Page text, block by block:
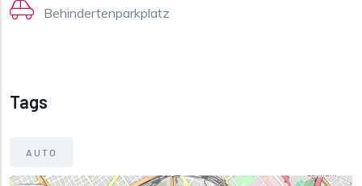
Behindertenparkplatz
Tags
AUTO